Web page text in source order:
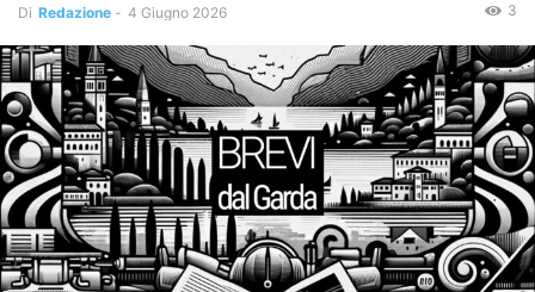
Di Redazione - 4 Giugno 2026 3